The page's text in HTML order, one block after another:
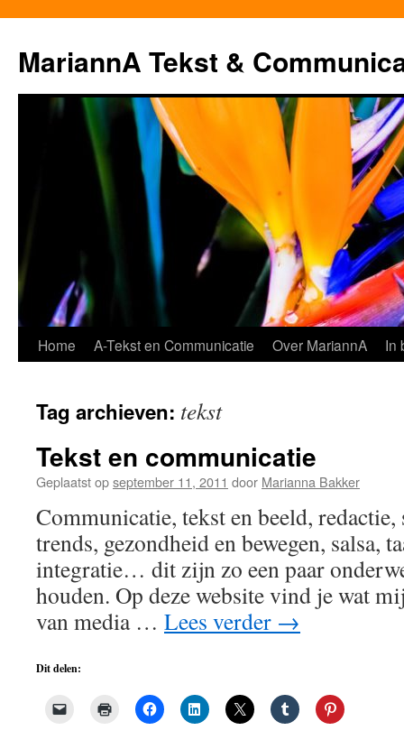
MariannA Tekst &
Ga
de
inhoud
Home A-Tekst en Communicatie Over MariannA In
Tag archieven: tekst
Tekst en communicatie
Geplaatst opseptember 11, 2011 door Marianna Bakker
Communicatie, tekst en beeld,
trends, gezondheid en bewegen, salsa,
integratie… dit zijn zo een paar
houden. Op deze website vind je wat
van media … Lees verder →
Dit delen: